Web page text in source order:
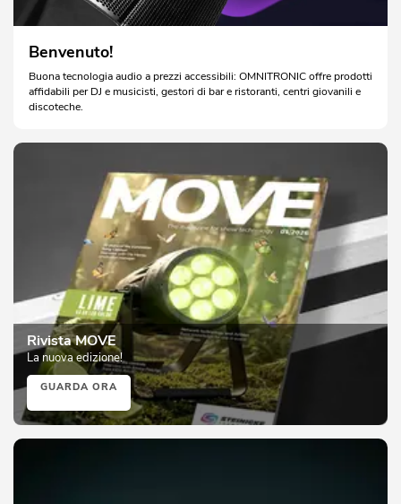
Benvenuto!
Buona tecnologia audio a prezzi accessibili: OMNITRONIC offre prodotti
affidabili per DJ e musicisti, gestori di bar e ristoranti, centri giovanili e
discoteche.
Rivista MOVE
La nuova edizione!
GUARDA ORA